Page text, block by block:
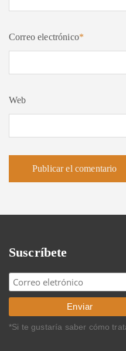
Correo electrónico*
Web
Suscríbete
*Si te gustaría saber cómo